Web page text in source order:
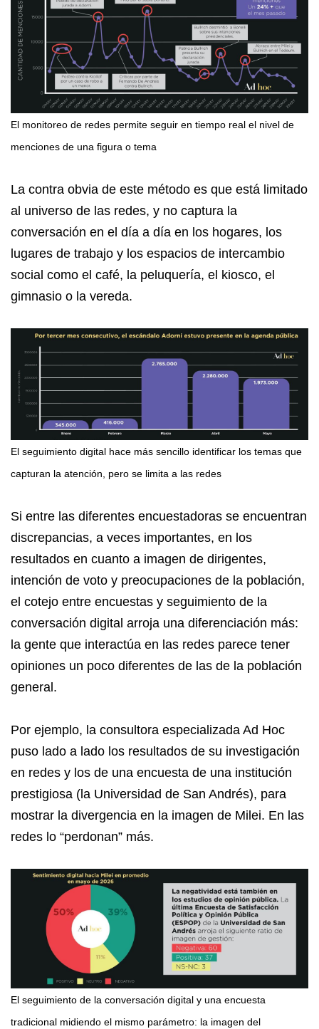
El monitoreo de redes permite seguir en tiempo real el nivel de
menciones de una figura o tema
La contra obvia de este método es que está limitado
al universo de las redes, y no captura la
conversación en el día a día en los hogares, los
lugares de trabajo y los espacios de intercambio
social como el café, la peluquería, el kiosco, el
gimnasio o la vereda.
El seguimiento digital hace más sencillo identificar los temas que
capturan la atención, pero se limita a las redes
Si entre las diferentes encuestadoras se encuentran
discrepancias, a veces importantes, en los
resultados en cuanto a imagen de dirigentes,
intención de voto y preocupaciones de la población,
el cotejo entre encuestas y seguimiento de la
conversación digital arroja una diferenciación más:
la gente que interactúa en las redes parece tener
opiniones un poco diferentes de las de la población
general.
Por ejemplo, la consultora especializada Ad Hoc
puso lado a lado los resultados de su investigación
en redes y los de una encuesta de una institución
prestigiosa (la Universidad de San Andrés), para
mostrar la divergencia en la imagen de Milei. En las
redes lo “perdonan” más.
El seguimiento de la conversación digital y una encuesta
tradicional midiendo el mismo parámetro: la imagen del